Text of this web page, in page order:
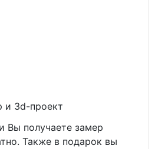
и 3d-проект
Вы получаете замер
Также в подарок вы